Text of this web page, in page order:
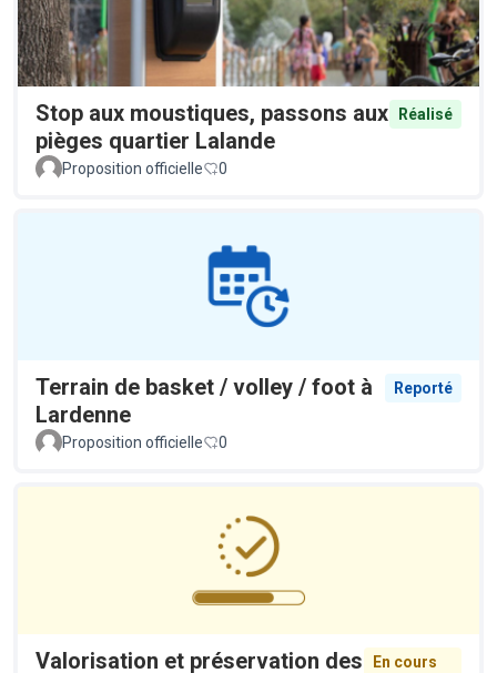
Stop aux moustiques, passons aux
pièges quartier Lalande
Réalisé
Proposition officielle 0
Terrain de basket / volley / foot à
Lardenne
Reporté
Proposition officielle 0
Valorisation et préservation des
En cours